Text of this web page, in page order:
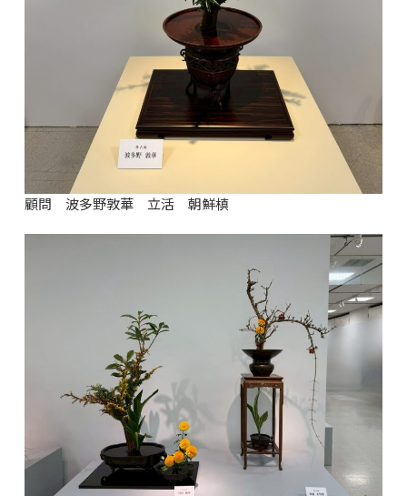
顧問 波多野敦華 立活 朝鮮槙